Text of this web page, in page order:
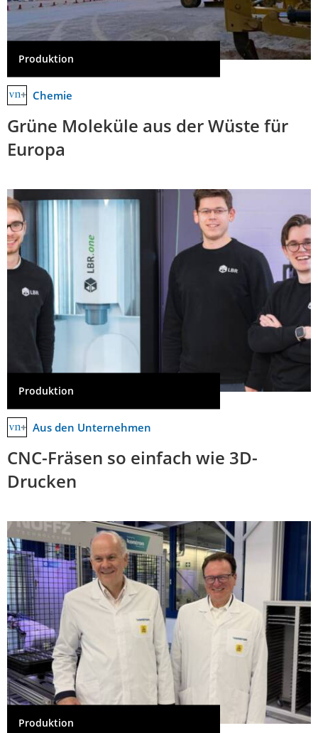
Produktion
Chemie
Grüne Moleküle aus der Wüste für
Europa
Produktion
Aus den Unternehmen
CNC-Fräsen so einfach wie 3D-
Drucken
Produktion